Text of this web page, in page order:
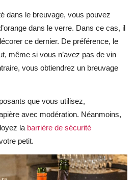
dans le breuvage, vous pouvez
dans le verre. Dans ce cas, il
ce dernier. De préférence, le
même si vous n’avez pas de vin
vous obtiendrez un breuvage
que vous utilisez,
avec modération. Néanmoins,
la barrière de sécurité
petit.